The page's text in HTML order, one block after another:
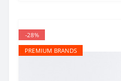
-28%
PREMIUM BRANDS